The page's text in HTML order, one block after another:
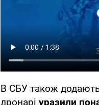
В СБУ також
дронарі уразили